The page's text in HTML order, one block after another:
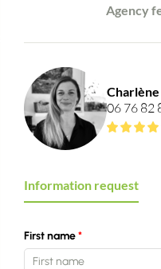
Agency
Charlène
06 76 82
Information request
First name